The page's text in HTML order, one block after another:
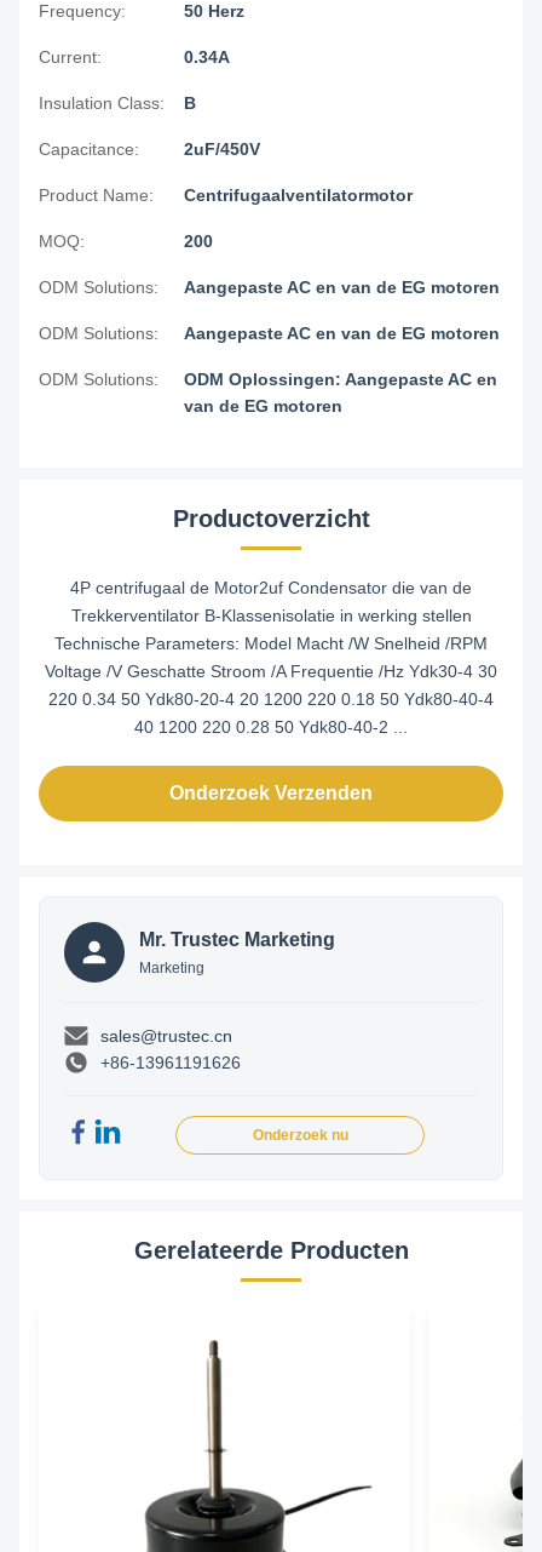
Frequency: 50 Herz
Current: 0.34A
Insulation Class: B
Capacitance: 2uF/450V
Product Name: Centrifugaalventilatormotor
MOQ: 200
ODM Solutions: Aangepaste AC en van de EG motoren
ODM Solutions: Aangepaste AC en van de EG motoren
ODM Solutions:
ODM Oplossingen: Aangepaste AC en
van de EG motoren
Productoverzicht
4P centrifugaal de Motor2uf Condensator die van de
Trekkerventilator B-Klassenisolatie in werking stellen
Technische Parameters: Model Macht /W Snelheid /RPM
Voltage /V Geschatte Stroom /A Frequentie /Hz Ydk30-4 30
220 0.34 50 Ydk80-20-4 20 1200 220 0.18 50 Ydk80-40-4
40 1200 220 0.28 50 Ydk80-40-2 ...
Onderzoek Verzenden
Mr. Trustec Marketing
Marketing
sales@trustec.cn
+86-13961191626
Onderzoek nu
Gerelateerde Producten